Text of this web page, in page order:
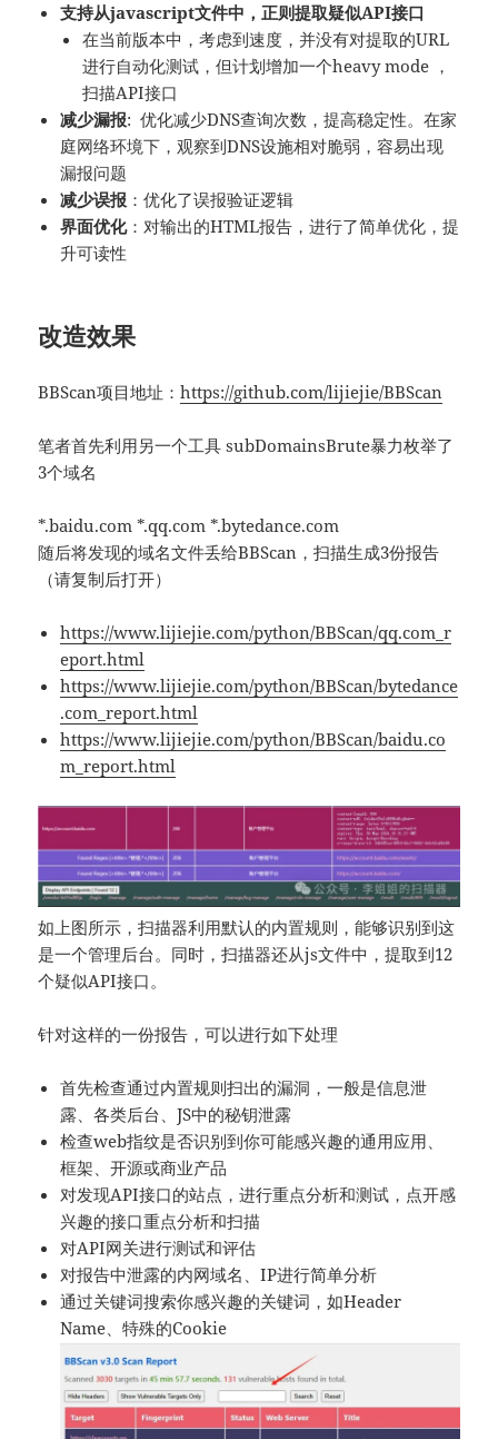
支持从javascript文件中，正则提取疑似API接口
在当前版本中，考虑到速度，并没有对提取的URL
进行自动化测试，但计划增加一个heavy mode ，
扫描API接口
减少漏报: 优化减少DNS查询次数，提高稳定性。在家
庭网络环境下，观察到DNS设施相对脆弱，容易出现
漏报问题
减少误报 ：优化了误报验证逻辑
界面优化：对输出的HTML报告，进行了简单优化，提
升可读性
改造效果
BBScan项目地址：https://github.com/lijiejie/BBScan
笔者首先利用另一个工具 subDomainsBrute暴力枚举了
3个域名
*.baidu.com *.qq.com *.bytedance.com
随后将发现的域名文件丢给BBScan，扫描生成3份报告
（请复制后打开）
https://www.lijiejie.com/python/BBScan/qq.com_r
eport.html
https://www.lijiejie.com/python/BBScan/bytedance
.com_report.html
https://www.lijiejie.com/python/BBScan/baidu.co
m_report.html
如上图所示，扫描器利用默认的内置规则，能够识别到这
是一个管理后台。同时，扫描器还从js文件中，提取到12
个疑似API接口。
针对这样的一份报告，可以进行如下处理
首先检查通过内置规则扫出的漏洞，一般是信息泄
露、各类后台、JS中的秘钥泄露
检查web指纹是否识别到你可能感兴趣的通用应用、
框架、开源或商业产品
对发现API接口的站点，进行重点分析和测试，点开感
兴趣的接口重点分析和扫描
对API网关进行测试和评估
对报告中泄露的内网域名、IP进行简单分析
通过关键词搜索你感兴趣的关键词，如Header
Name、特殊的Cookie